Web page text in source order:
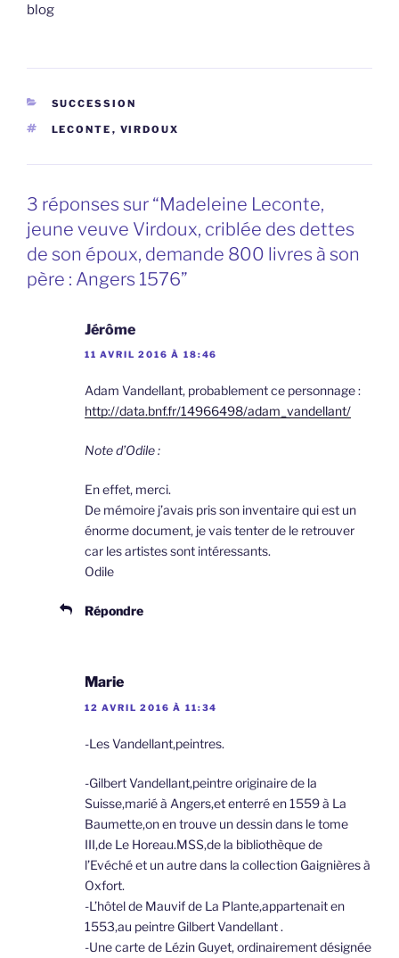
blog
CATÉGORIES
SUCCESSION
ÉTIQUETTES
LECONTE , VIRDOUX
3 réponses sur “Madeleine Leconte,
jeune veuve Virdoux, criblée des dettes
de son époux, demande 800 livres à son
père : Angers 1576”
Jérôme
11 AVRIL 2016 À 18:46
Adam Vandellant, probablement ce personnage :
http://data.bnf.fr/14966498/adam_vandellant/
Note d’Odile :
En effet, merci.
De mémoire j’avais pris son inventaire qui est un
énorme document, je vais tenter de le retrouver
car les artistes sont intéressants.
Odile
Répondre
Marie
12 AVRIL 2016 À 11:34
-Les Vandellant,peintres.
-Gilbert Vandellant,peintre originaire de la
Suisse,marié à Angers,et enterré en 1559 à La
Baumette,on en trouve un dessin dans le tome
III,de Le Horeau.MSS,de la bibliothèque de
l’Evéché et un autre dans la collection Gaignières à
Oxfort.
-L’hôtel de Mauvif de La Plante,appartenait en
1553,au peintre Gilbert Vandellant .
-Une carte de Lézin Guyet, ordinairement désignée